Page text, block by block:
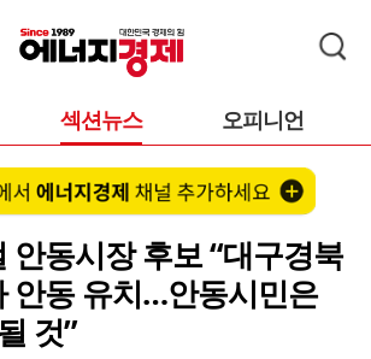
섹션뉴스 오피니언
안동시장 후보 “대구경북
안동 유치…안동시민은
것”